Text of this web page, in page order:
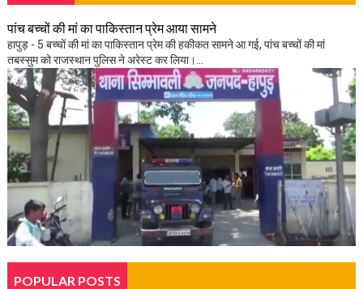
पांच बच्चों की मां का पाकिस्तान प्रेम आया सामने
हापुड़ - 5 बच्चों की मां का पाकिस्तान प्रेम की हकीकत सामने आ गई, पांच बच्चों की मां
तबस्सुम को राजस्थान पुलिस ने अरेस्ट कर लिया।...
POPULAR POSTS